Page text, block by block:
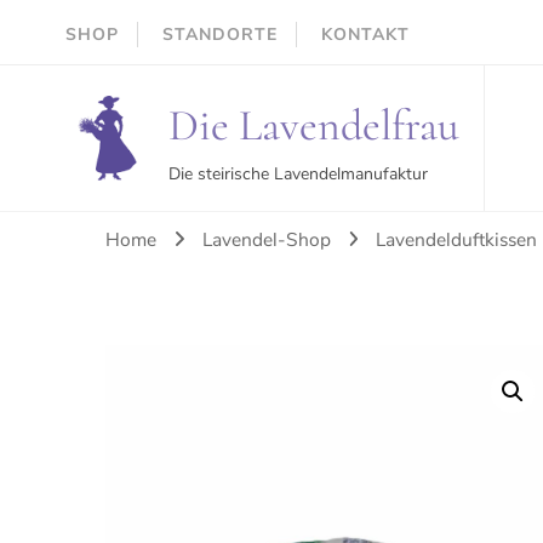
SHOP STANDORTE KONTAKT
Die Lavendelfrau
Die steirische Lavendelmanufaktur
Home Lavendel-Shop Lavendelduftkissen